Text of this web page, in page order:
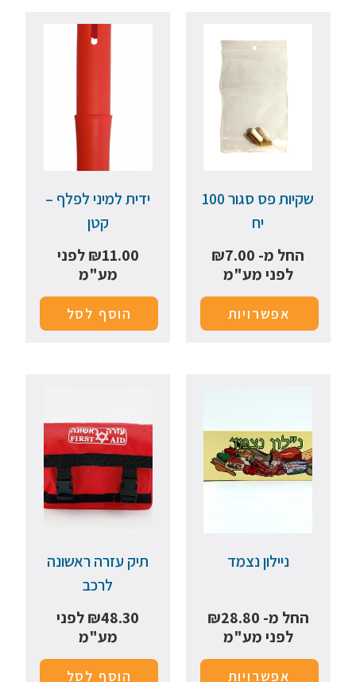
שקיות פס סגור 100
יח
החל מ-
₪7.00
לפני מע"מ
אפשרויות
ידית למיני לפלף –
קטן
₪11.00
לפני
מע"מ
הוסף לסל
ניילון נצמד
החל מ- ₪28.80
לפני מע"מ
אפשרויות
תיק עזרה ראשונה
לרכב
₪48.30
לפני
מע"מ
הוסף לסל